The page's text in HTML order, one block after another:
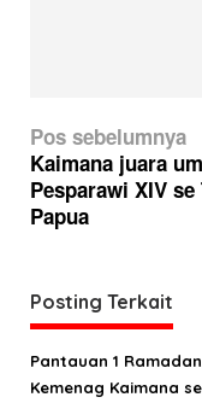
N
a
v
i
a
s
i
Pos sebelumnya
Kaimana juara
Pesparawi XIV se
Papua
Posting Terkait
Pantauan 1
Kemenag Kaimana